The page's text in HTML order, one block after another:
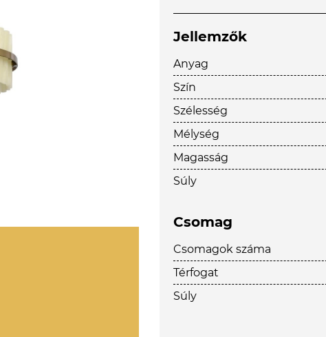
Jellemzők
Anyag
Szín
Szélesség
Mélység
Magasság
Súly
Csomag
Csomagok száma
Térfogat
Súly